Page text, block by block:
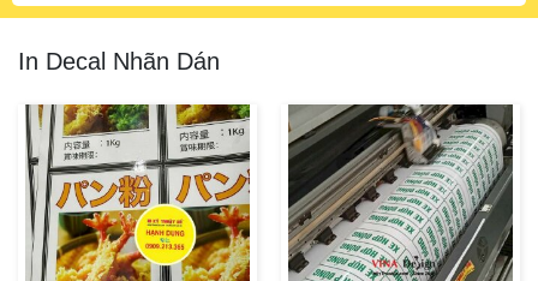
In Decal Nhãn Dán